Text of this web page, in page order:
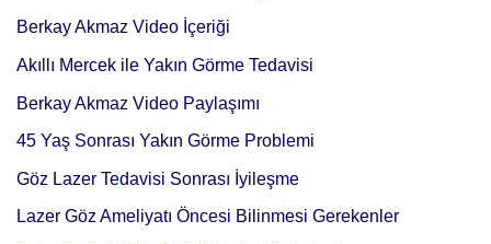
Berkay Akmaz Video İçeriği
Akıllı Mercek ile Yakın Görme Tedavisi
Berkay Akmaz Video Paylaşımı
45 Yaş Sonrası Yakın Görme Problemi
Göz Lazer Tedavisi Sonrası İyileşme
Lazer Göz Ameliyatı Öncesi Bilinmesi Gerekenler